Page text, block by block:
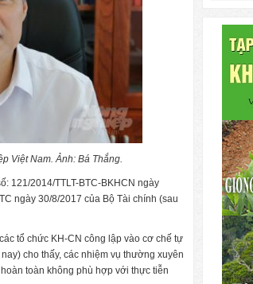
Việt Nam. Ảnh: Bá Thắng.
121/2014/TTLT-BTC-BKHCN ngày
ngày 30/8/2017 của Bộ Tài chính (sau
tổ chức KH-CN công lập vào cơ chế tự
cho thấy, các nhiệm vụ thường xuyên
toàn không phù hợp với thực tiễn